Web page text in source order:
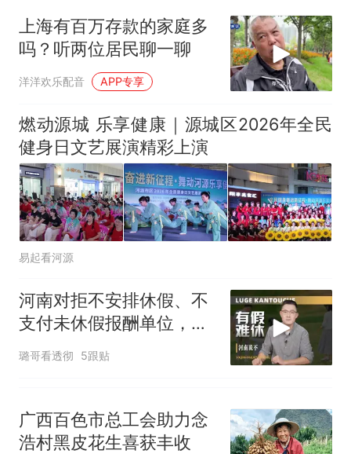
线一圈，还曾两次到中国寻根
5060元才肯搬上楼！女子傻眼
了……
视频丨只要一枚命中就能让航
母瘫痪 轰-6J实力有多强？
空调24小时开着反而更省电？
佛山一中学招聘物理教师，笔
试前13名均遭淘汰？教育局：
已叫停招聘，成立调查组全面
核查
热 十多万人报名的考试，成绩
全部作废，公平么？
上海有百万存款的家庭多
吗？听两位居民聊一聊
洋洋欢乐配音 APP专享
燃动源城 乐享健康｜源城区2026年全民
健身日文艺展演精彩上演
易起看河源
河南对拒不安排休假、不
支付未休假报酬单位，快
速立案、限期整改
璐哥看透彻 5跟贴
广西百色市总工会助力念
浩村黑皮花生喜获丰收